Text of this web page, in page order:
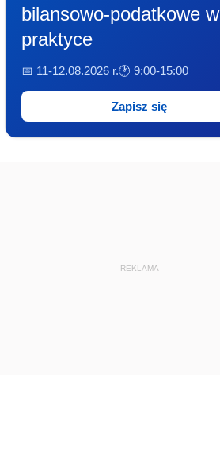
bilansowo-podatkowe w
praktyce
📅 11-12.08.2026 r.🕐 9:00-15:00
Zapisz się
REKLAMA